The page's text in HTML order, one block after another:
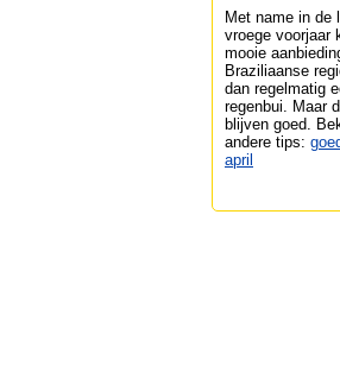
Met name in de
vroege voorjaar
mooie
Braziliaanse
dan regelmatig
regenbui. Maar
blijven goed.
andere tips:
april